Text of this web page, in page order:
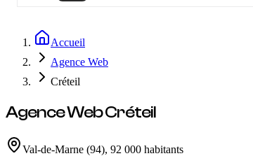
Accueil
Agence Web
Créteil
Agence WebCréteil
Val-de-Marne (94), 92 000 habitants